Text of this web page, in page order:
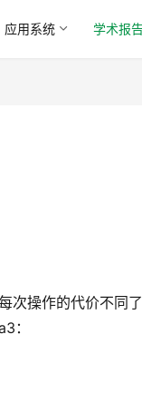
应用系统 学术报
次操作的代价不同
：